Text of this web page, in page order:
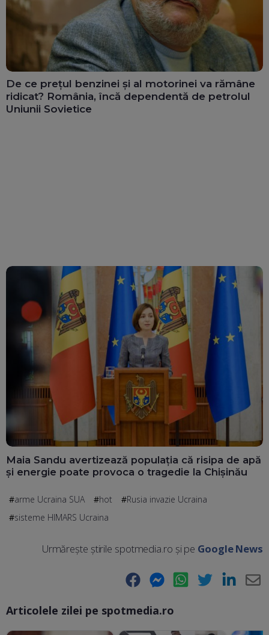
De ce prețul benzinei și al motorinei va rămâne
ridicat? România, încă dependentă de petrolul
Uniunii Sovietice
Maia Sandu avertizează populația că risipa de apă
și energie poate provoca o tragedie la Chișinău
arme Ucraina SUA hot
Rusia invazie Ucraina
sisteme HIMARS Ucraina
Urmărește știrile spotmedia.ro și pe Google News
Facebook Messenger WhatsApp Twitter LinkedIn
Articolele zilei pe spotmedia.ro